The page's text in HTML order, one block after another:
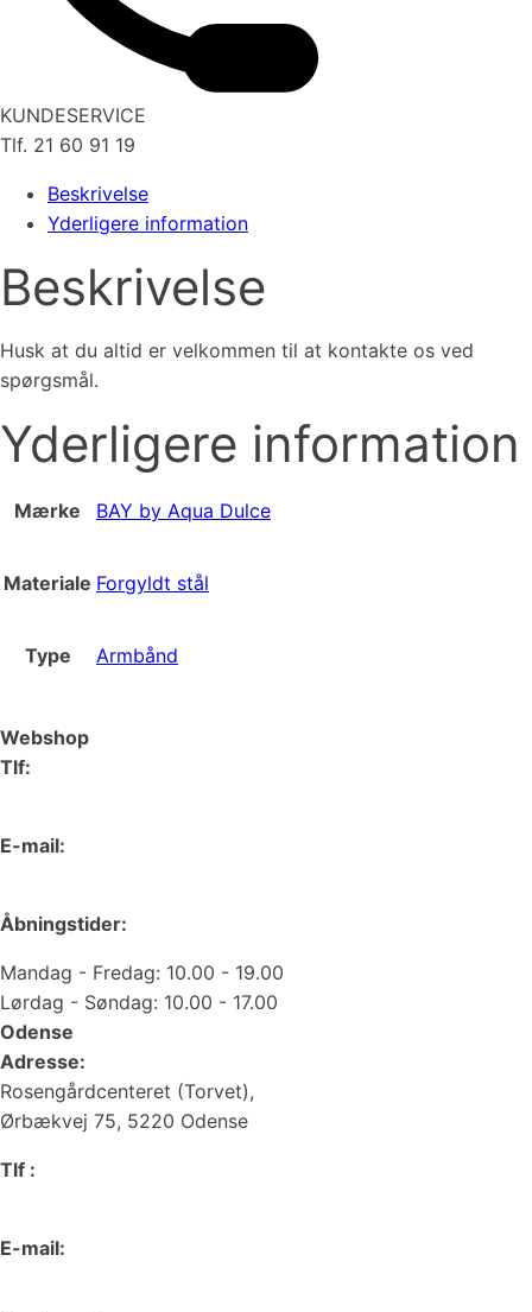
KUNDESERVICE
Tlf. 21 60 91 19
Beskrivelse
Yderligere information
Beskrivelse
Husk at du altid er velkommen til at kontakte os ved
spørgsmål.
Yderligere information
Mærke BAY by Aqua Dulce
Materiale Forgyldt stål
Type Armbånd
Webshop
Tlf:
E-mail:
Åbningstider:
Mandag - Fredag: 10.00 - 19.00
Lørdag - Søndag: 10.00 - 17.00
Odense
Adresse:
Rosengårdcenteret (Torvet),
Ørbækvej 75, 5220 Odense
Tlf :
E-mail: